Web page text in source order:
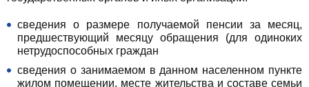
сведения о размере получаемой пенсии за месяц,
предшествующий месяцу обращения (для одиноких
нетрудоспособных граждан
сведения о занимаемом в данном населенном пункте
жилом помещении, месте жительства и составе семьи